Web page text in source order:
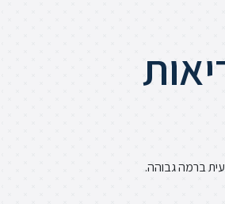
ברמה גבוהה.